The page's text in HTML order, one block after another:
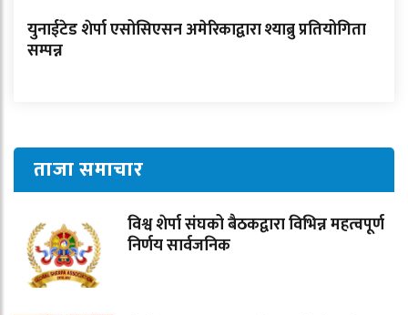
युनाईटेड शेर्पा एसोसिएसन अमेरिकाद्वारा श्याब्रु प्रतियोगिता
सम्पन्न
ताजा समाचार
विश्व शेर्पा संघको बैठकद्वारा विभिन्न महत्वपूर्ण
निर्णय सार्वजनिक